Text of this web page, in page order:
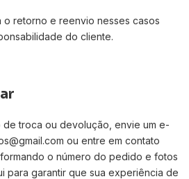
retorno e reenvio nesses casos
do cliente.
de troca ou devolução, envie um e-
ou entre em contato
o número do pedido e fotos
para garantir que sua experiência de